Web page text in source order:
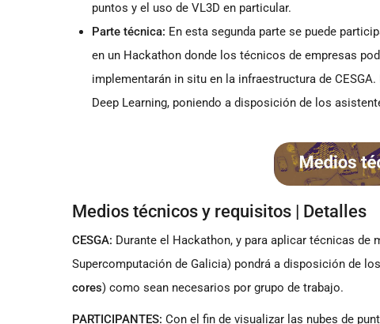
puntos y el uso de VL3D en particular.
Parte técnica: En esta segunda parte se puede
en un Hackathon donde los técnicos de empresas
implementarán in situ en la infraestructura de
Deep Learning, poniendo a disposición de los
Medios técnicos y requisitos | Detalles
CESGA: Durante el Hackathon, y para aplicar técnicas de
Supercomputación de Galicia) pondrá a disposición de
cores) como sean necesarios por grupo de trabajo.
PARTICIPANTES: Con el fin de visualizar las nubes de